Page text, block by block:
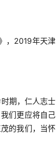
，2019年天津
期，仁人志士
们更应将自己
的我们，当怀